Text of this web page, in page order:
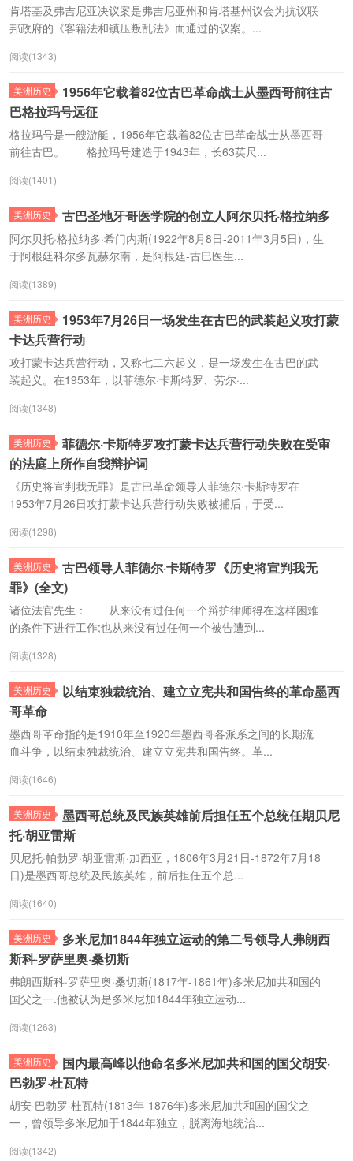
肯塔基及弗吉尼亚决议案是弗吉尼亚州和肯塔基州议会为抗议联
邦政府的《客籍法和镇压叛乱法》而通过的议案。...
阅读(1343)
美洲历史
1956年它载着82位古巴革命战士从墨西哥前往古
巴格拉玛号远征
格拉玛号是一艘游艇，1956年它载着82位古巴革命战士从墨西哥
前往古巴。 格拉玛号建造于1943年，长63英尺...
阅读(1401)
美洲历史 古巴圣地牙哥医学院的创立人阿尔贝托·格拉纳多
阿尔贝托·格拉纳多·希门内斯(1922年8月8日-2011年3月5日)，生
于阿根廷科尔多瓦赫尔南，是阿根廷-古巴医生...
阅读(1389)
美洲历史
1953年7月26日一场发生在古巴的武装起义攻打蒙
卡达兵营行动
攻打蒙卡达兵营行动，又称七二六起义，是一场发生在古巴的武
装起义。在1953年，以菲德尔·卡斯特罗、劳尔·...
阅读(1348)
美洲历史
菲德尔·卡斯特罗攻打蒙卡达兵营行动失败在受审
的法庭上所作自我辩护词
《历史将宣判我无罪》是古巴革命领导人菲德尔·卡斯特罗在
1953年7月26日攻打蒙卡达兵营行动失败被捕后，于受...
阅读(1298)
美洲历史
古巴领导人菲德尔·卡斯特罗《历史将宣判我无
罪》(全文)
诸位法官先生： 从来没有过任何一个辩护律师得在这样困难
的条件下进行工作;也从来没有过任何一个被告遭到...
阅读(1328)
美洲历史
以结束独裁统治、建立立宪共和国告终的革命墨西
哥革命
墨西哥革命指的是1910年至1920年墨西哥各派系之间的长期流
血斗争，以结束独裁统治、建立立宪共和国告终。革...
阅读(1646)
美洲历史
墨西哥总统及民族英雄前后担任五个总统任期贝尼
托·胡亚雷斯
贝尼托·帕勃罗·胡亚雷斯·加西亚，1806年3月21日-1872年7月18
日)是墨西哥总统及民族英雄，前后担任五个总...
阅读(1640)
美洲历史
多米尼加1844年独立运动的第二号领导人弗朗西
斯科·罗萨里奥·桑切斯
弗朗西斯科·罗萨里奥·桑切斯(1817年-1861年)多米尼加共和国的
国父之一.他被认为是多米尼加1844年独立运动...
阅读(1263)
美洲历史
国内最高峰以他命名多米尼加共和国的国父胡安·
巴勃罗·杜瓦特
胡安·巴勃罗·杜瓦特(1813年-1876年)多米尼加共和国的国父之
一，曾领导多米尼加于1844年独立，脱离海地统治...
阅读(1342)